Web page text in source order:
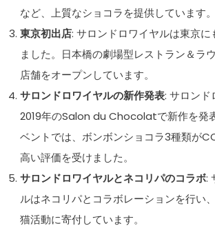
など、上質なショコラを提供しています​​。
東京初出店: サロンドロワイヤルは東京に
ました。日本橋の劇場型レストラン＆ラ
店舗をオープンしています​​。
サロンドロワイヤルの新作発表: サロンド
2019年のSalon du Chocolatで新作を発
ベントでは、ボンボンショコラ3種類が
高い評価を受けました​​。
サロンドロワイヤルとネコリパのコラボ:
ルはネコリパとコラボレーションを行い
猫活動に寄付しています​​。